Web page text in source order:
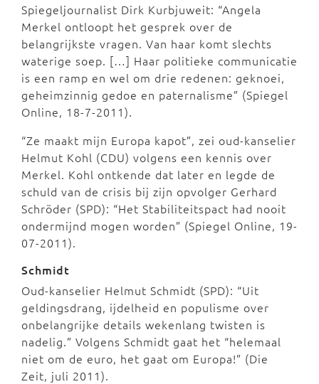
Spiegeljournalist Dirk Kurbjuweit: “Angela
Merkel ontloopt het gesprek over de
belangrijkste vragen. Van haar komt slechts
waterige soep. […] Haar politieke communicatie
is een ramp en wel om drie redenen: geknoei,
geheimzinnig gedoe en paternalisme” (Spiegel
Online, 18-7-2011).
“Ze maakt mijn Europa kapot”, zei oud-kanselier
Helmut Kohl (CDU) volgens een kennis over
Merkel. Kohl ontkende dat later en legde de
schuld van de crisis bij zijn opvolger Gerhard
Schröder (SPD): “Het Stabiliteitspact had nooit
ondermijnd mogen worden” (Spiegel Online, 19-
07-2011).
Schmidt
Oud-kanselier Helmut Schmidt (SPD): “Uit
geldingsdrang, ijdelheid en populisme over
onbelangrijke details wekenlang twisten is
nadelig.” Volgens Schmidt gaat het “helemaal
niet om de euro, het gaat om Europa!” (Die
Zeit, juli 2011).